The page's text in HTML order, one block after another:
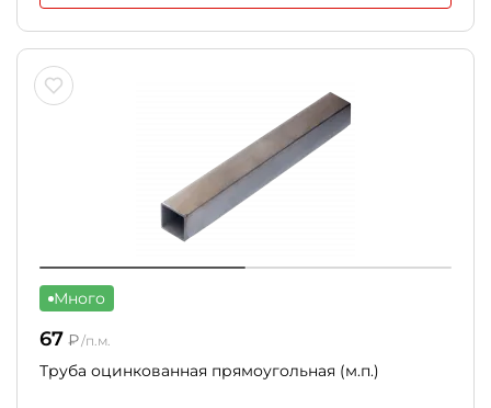
Много
67 ₽/п.м.
Труба оцинкованная прямоугольная (м.п.)